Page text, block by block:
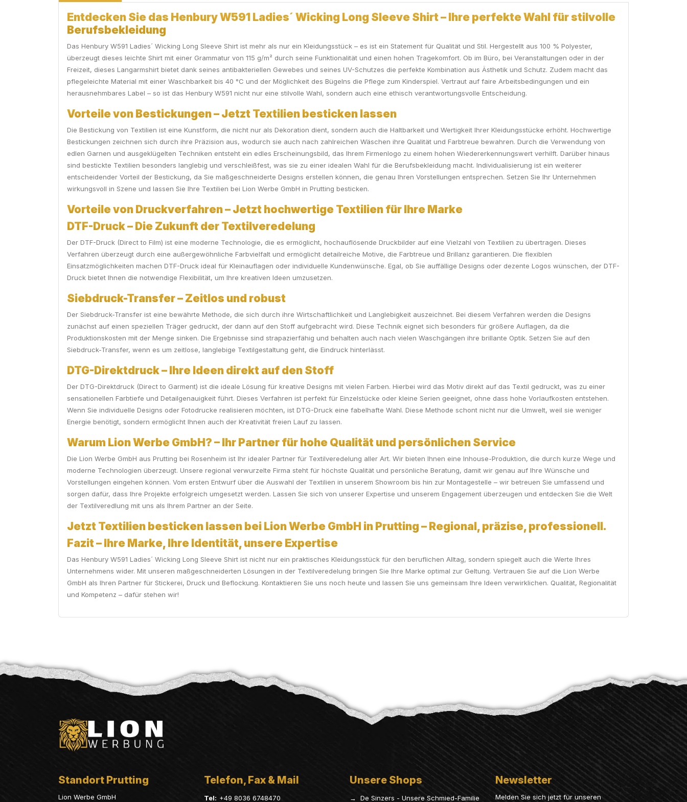
Entdecken Sie das Henbury W591 Ladies´ Wicking Long Sleeve Shirt – Ihre perfekte Wahl für stilvolle
Berufsbekleidung
Das Henbury W591 Ladies´ Wicking Long Sleeve Shirt ist mehr als nur ein Kleidungsstück – es ist ein Statement für Qualität und Stil. Hergestellt aus 100 % Polyester,
überzeugt dieses leichte Shirt mit einer Grammatur von 115 g/m² durch seine Funktionalität und einen hohen Tragekomfort. Ob im Büro, bei Veranstaltungen oder in der
Freizeit, dieses Langarmshirt bietet dank seines antibakteriellen Gewebes und seines UV-Schutzes die perfekte Kombination aus Ästhetik und Schutz. Zudem macht das
pflegeleichte Material mit einer Waschbarkeit bis 40 °C und der Möglichkeit des Bügelns die Pflege zum Kinderspiel. Vertraut auf faire Arbeitsbedingungen und ein
herausnehmbares Label – so ist das Henbury W591 nicht nur eine stilvolle Wahl, sondern auch eine ethisch verantwortungsvolle Entscheidung.
Vorteile von Bestickungen – Jetzt Textilien besticken lassen
Die Bestickung von Textilien ist eine Kunstform, die nicht nur als Dekoration dient, sondern auch die Haltbarkeit und Wertigkeit Ihrer Kleidungsstücke erhöht. Hochwertige
Bestickungen zeichnen sich durch ihre Präzision aus, wodurch sie auch nach zahlreichen Wäschen ihre Qualität und Farbtreue bewahren. Durch die Verwendung von
edlen Garnen und ausgeklügelten Techniken entsteht ein edles Erscheinungsbild, das Ihrem Firmenlogo zu einem hohen Wiedererkennungswert verhilft. Darüber hinaus
sind bestickte Textilien besonders langlebig und verschleißfest, was sie zu einer idealen Wahl für die Berufsbekleidung macht. Individualisierung ist ein weiterer
entscheidender Vorteil der Bestickung, da Sie maßgeschneiderte Designs erstellen können, die genau Ihren Vorstellungen entsprechen. Setzen Sie Ihr Unternehmen
wirkungsvoll in Szene und lassen Sie Ihre Textilien bei Lion Werbe GmbH in Prutting besticken.
Vorteile von Druckverfahren – Jetzt hochwertige Textilien für Ihre Marke
DTF-Druck – Die Zukunft der Textilveredelung
Der DTF-Druck (Direct to Film) ist eine moderne Technologie, die es ermöglicht, hochauflösende Druckbilder auf eine Vielzahl von Textilien zu übertragen. Dieses
Verfahren überzeugt durch eine außergewöhnliche Farbvielfalt und ermöglicht detailreiche Motive, die Farbtreue und Brillanz garantieren. Die flexiblen
Einsatzmöglichkeiten machen DTF-Druck ideal für Kleinauflagen oder individuelle Kundenwünsche. Egal, ob Sie auffällige Designs oder dezente Logos wünschen, der DTF-
Druck bietet Ihnen die notwendige Flexibilität, um Ihre kreativen Ideen umzusetzen.
Siebdruck-Transfer – Zeitlos und robust
Der Siebdruck-Transfer ist eine bewährte Methode, die sich durch ihre Wirtschaftlichkeit und Langlebigkeit auszeichnet. Bei diesem Verfahren werden die Designs
zunächst auf einen speziellen Träger gedruckt, der dann auf den Stoff aufgebracht wird. Diese Technik eignet sich besonders für größere Auflagen, da die
Produktionskosten mit der Menge sinken. Die Ergebnisse sind strapazierfähig und behalten auch nach vielen Waschgängen ihre brillante Optik. Setzen Sie auf den
Siebdruck-Transfer, wenn es um zeitlose, langlebige Textilgestaltung geht, die Eindruck hinterlässt.
DTG-Direktdruck – Ihre Ideen direkt auf den Stoff
Der DTG-Direktdruck (Direct to Garment) ist die ideale Lösung für kreative Designs mit vielen Farben. Hierbei wird das Motiv direkt auf das Textil gedruckt, was zu einer
sensationellen Farbtiefe und Detailgenauigkeit führt. Dieses Verfahren ist perfekt für Einzelstücke oder kleine Serien geeignet, ohne dass hohe Vorlaufkosten entstehen.
Wenn Sie individuelle Designs oder Fotodrucke realisieren möchten, ist DTG-Druck eine fabelhafte Wahl. Diese Methode schont nicht nur die Umwelt, weil sie weniger
Energie benötigt, sondern ermöglicht Ihnen auch der Kreativität freien Lauf zu lassen.
Warum Lion Werbe GmbH? – Ihr Partner für hohe Qualität und persönlichen Service
Die Lion Werbe GmbH aus Prutting bei Rosenheim ist Ihr idealer Partner für Textilveredelung aller Art. Wir bieten Ihnen eine Inhouse-Produktion, die durch kurze Wege und
moderne Technologien überzeugt. Unsere regional verwurzelte Firma steht für höchste Qualität und persönliche Beratung, damit wir genau auf Ihre Wünsche und
Vorstellungen eingehen können. Vom ersten Entwurf über die Auswahl der Textilien in unserem Showroom bis hin zur Montagestelle – wir betreuen Sie umfassend und
sorgen dafür, dass Ihre Projekte erfolgreich umgesetzt werden. Lassen Sie sich von unserer Expertise und unserem Engagement überzeugen und entdecken Sie die Welt
der Textilveredlung mit uns als Ihrem Partner an der Seite.
Jetzt Textilien besticken lassen bei Lion Werbe GmbH in Prutting – Regional, präzise, professionell.
Fazit – Ihre Marke, Ihre Identität, unsere Expertise
Das Henbury W591 Ladies´ Wicking Long Sleeve Shirt ist nicht nur ein praktisches Kleidungsstück für den beruflichen Alltag, sondern spiegelt auch die Werte Ihres
Unternehmens wider. Mit unseren maßgeschneiderten Lösungen in der Textilveredelung bringen Sie Ihre Marke optimal zur Geltung. Vertrauen Sie auf die Lion Werbe
GmbH als Ihren Partner für Stickerei, Druck und Beflockung. Kontaktieren Sie uns noch heute und lassen Sie uns gemeinsam Ihre Ideen verwirklichen. Qualität, Regionalität
und Kompetenz – dafür stehen wir!
Standort Prutting
Lion Werbe GmbH
Telefon, Fax & Mail
Tel: +49 8036 6748470
Unsere Shops
→ De Sinzers - Unsere Schmied-Familie
Newsletter
Melden Sie sich jetzt für unseren